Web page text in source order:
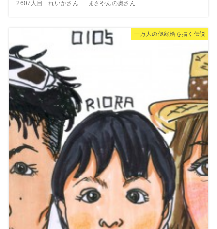
2607人目 れいかさん まさやんの奥さん
一万人の似顔絵を描く伝説